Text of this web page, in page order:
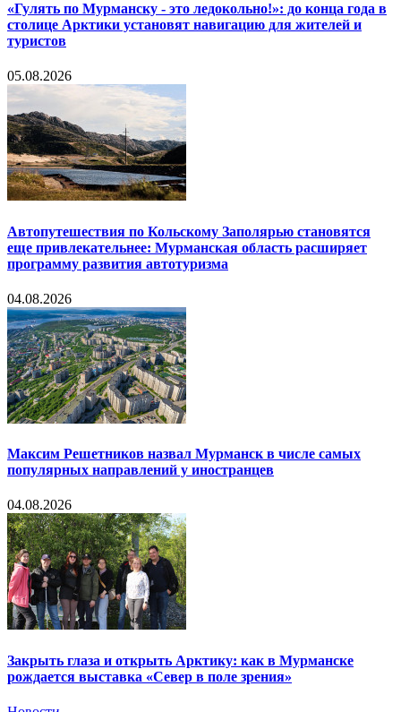
«Гулять по Мурманску - это ледокольно!»: до конца года в
столице Арктики установят навигацию для жителей и
туристов
05.08.2026
Автопутешествия по Кольскому Заполярью становятся
еще привлекательнее: Мурманская область расширяет
программу развития автотуризма
04.08.2026
Максим Решетников назвал Мурманск в числе самых
популярных направлений у иностранцев
04.08.2026
Закрыть глаза и открыть Арктику: как в Мурманске
рождается выставка «Север в поле зрения»